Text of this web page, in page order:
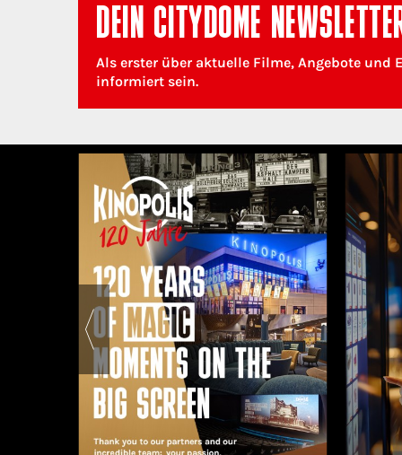
DEIN CITYDOME
Als erster über aktuelle Filme, Angebote und
informiert sein.